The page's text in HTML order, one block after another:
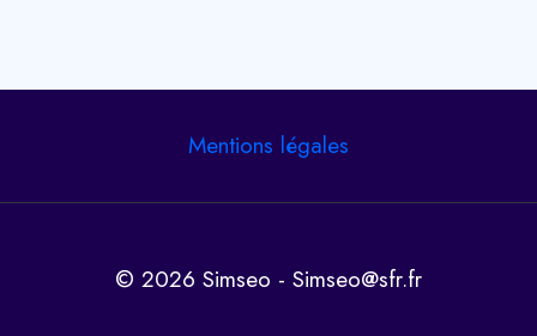
Mentions légales
© 2026 Simseo - Simseo@sfr.fr